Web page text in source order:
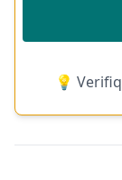
💡